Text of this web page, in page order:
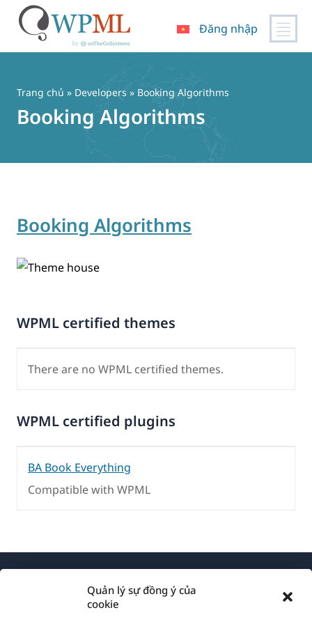
Quản lý sự đồng ý của
cookie
Đăng nhập
Trang chủ » Developers » Booking Algorithms
Booking Algorithms
Booking Algorithms
WPML certified themes
There are no WPML certified themes.
WPML certified plugins
BA Book Everything
Compatible with WPML